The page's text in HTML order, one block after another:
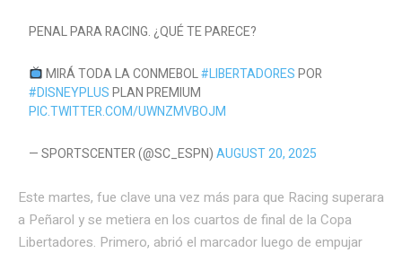
PENAL PARA RACING. ¿QUÉ TE PARECE?
MIRÁ TODA LA CONMEBOL#LIBERTADORESPOR
#DISNEYPLUSPLAN PREMIUM
PIC.TWITTER.COM/UWNZMVBOJM
— SPORTSCENTER (@SC_ESPN)AUGUST 20, 2025
Este martes, fue clave una vez más para que Racing superara
a Peñarol y se metiera en los cuartos de final de la Copa
Libertadores. Primero, abrió el marcador luego de empujar